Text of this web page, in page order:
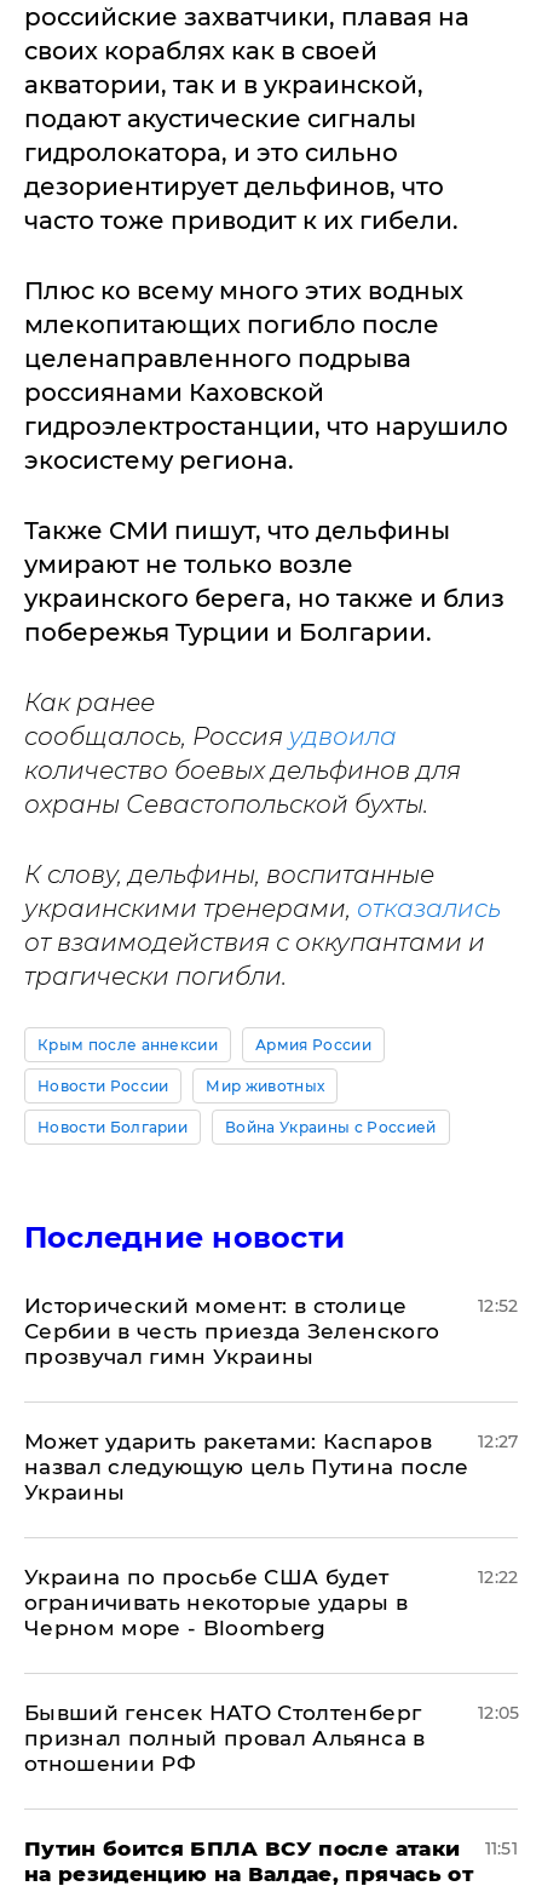
российские захватчики, плавая на
своих кораблях как в своей
акватории, так и в украинской,
подают акустические сигналы
гидролокатора, и это сильно
дезориентирует дельфинов, что
часто тоже приводит к их гибели.
Плюс ко всему много этих водных
млекопитающих погибло после
целенаправленного подрыва
россиянами Каховской
гидроэлектростанции, что нарушило
экосистему региона.
Также СМИ пишут, что дельфины
умирают не только возле
украинского берега, но также и близ
побережья Турции и Болгарии.
Как ранее
сообщалось, Россия удвоила
количество боевых дельфинов для
охраны Севастопольской бухты.
К слову, дельфины, воспитанные
украинскими тренерами, отказались
от взаимодействия с оккупантами и
трагически погибли.
Крым после аннексии Армия России
Новости России Мир животных
Новости Болгарии Война Украины с Россией
Последние новости
Исторический момент: в столице
Сербии в честь приезда Зеленского
прозвучал гимн Украины
12:52
Может ударить ракетами: Каспаров
назвал следующую цель Путина после
Украины
12:27
Украина по просьбе США будет
ограничивать некоторые удары в
Черном море - Bloomberg
12:22
Бывший генсек НАТО Столтенберг
признал полный провал Альянса в
отношении РФ
12:05
Путин боится БПЛА ВСУ после атаки
на резиденцию на Валдае, прячась от
11:51